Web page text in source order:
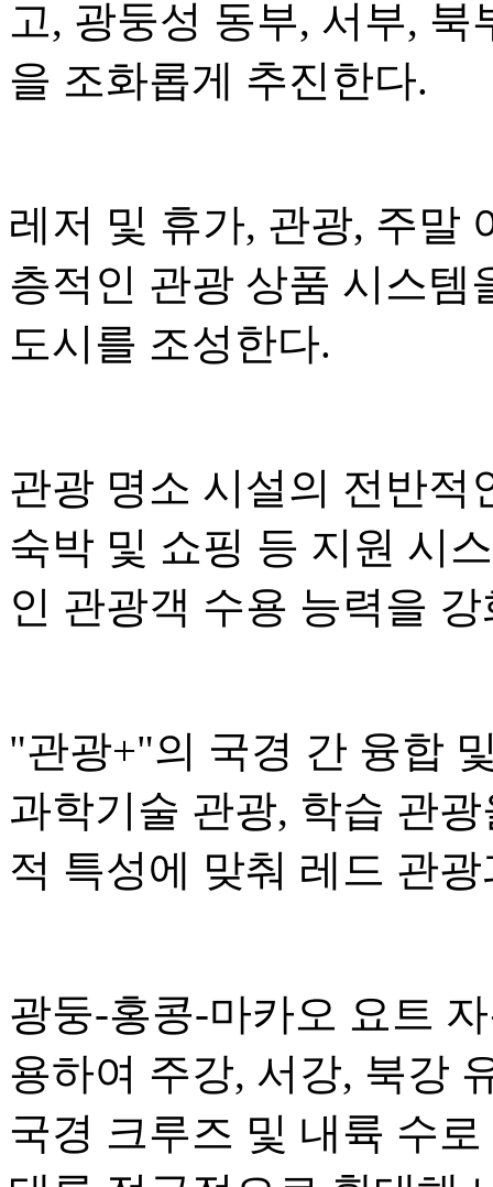
고, 광둥성 동부, 서부,
을 조화롭게 추진한다.
레저 및 휴가, 관광, 주말
층적인 관광 상품 시스템
도시를 조성한다.
관광 명소 시설의 전반적
숙박 및 쇼핑 등 지원 시
인 관광객 수용 능력을
"관광+"의 국경 간 융합
과학기술 관광, 학습 관
적 특성에 맞춰 레드 관
광둥-홍콩-마카오 요트
용하여 주강, 서강, 북강
국경 크루즈 및 내륙 수